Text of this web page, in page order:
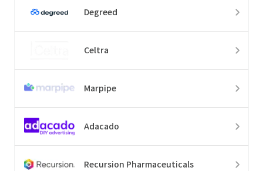
Degreed
Celtra
Marpipe
Adacado
Recursion Pharmaceuticals